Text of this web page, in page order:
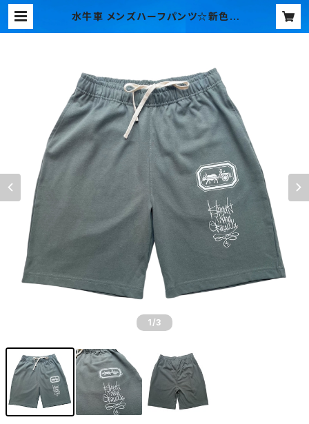
水牛車 メンズハーフパンツ☆新色 |
1 /3